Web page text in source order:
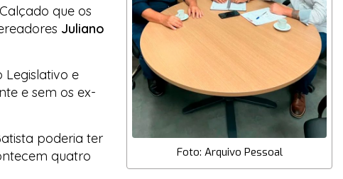
Foto: Arquivo Pessoal
que os
Juliano
e
e sem os ex-
poderia ter
quatro